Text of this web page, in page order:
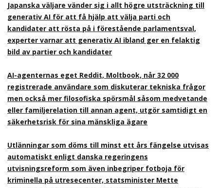
Japanska väljare vänder sig i allt högre utsträckning till
generativ AI för att få hjälp att välja parti och
kandidater att rösta på i förestående parlamentsval,
experter varnar att generativ AI ibland ger en felaktig
bild av partier och kandidater
AI-agenternas eget Reddit, Moltbook, når 32 000
registrerade användare som diskuterar tekniska frågor
men också mer filosofiska spörsmål såsom medvetande
eller familjerelation till annan agent, utgör samtidigt en
säkerhetsrisk för sina mänskliga ägare
Utlänningar som döms till minst ett års fängelse utvisas
automatiskt enligt danska regeringens
utvisningsreform som även inbegriper fotboja för
kriminella på utresecenter, statsminister Mette